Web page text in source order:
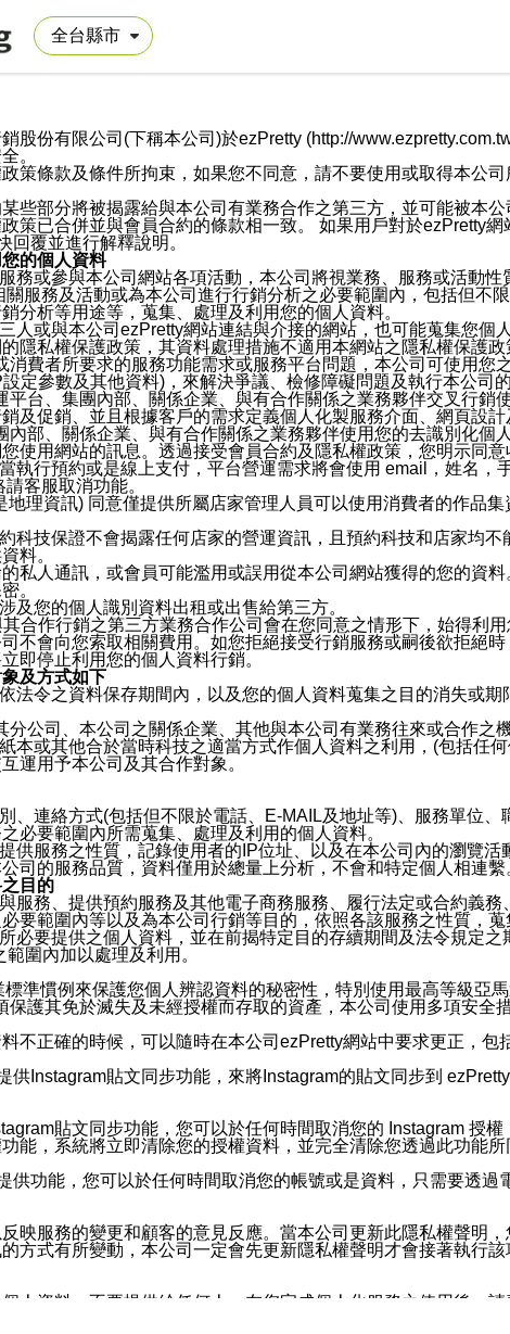
股份有限公司(下稱本公司)於ezPretty (http://
。
策條款及條件所拘束，如果您不同意，請不要使用或取得本公司
些部分將被揭露給與本公司有業務合作之第三方，並可能被本
策已合併並與會員合約的條款相一致。 如果用戶對於ezPretty
回覆並進行解釋說明。
的個人資料
務或參與本公司網站各項活動，本公司將視業務、服務或活動
服務及活動或為本公司進行行銷分析之必要範圍內，包括但
分析等用途等，蒐集、處理及利用您的個人資料。
人或與本公司ezPretty網站連結與介接的網站，也可能蒐集您
隱私權保護政策，其資料處理措施不適用本網站之隱私權保護
消費者所要求的服務功能需求或服務平台問題，本公司可使用
定參數及其他資料)，來解決爭議、檢修障礙問題及執行本公司
平台、集團內部、關係企業、與有合作關係之業務夥伴交叉行
及促銷、並且根據客戶的需求定義個人化製服務介面、網頁設
內部、關係企業、與有合作關係之業務夥伴使用您的去識別化
使用網站的訊息。透過接受會員合約及隱私權政策，您明示同
執行預約或是線上支付，平台營運需求將會使用 email，姓名
客服取消功能。
理資訊) 同意僅提供所屬店家管理人員可以使用消費者的作品
科技保證不會揭露任何店家的營運資訊，且預約科技和店家均
料。
私人通訊，或會員可能濫用或誤用從本公司網站獲得的您的資
。
及您的個人識別資料出租或出售給第三方。
合作行銷之第三方業務合作公司會在您同意之情形下，始得利
不會向您索取相關費用。如您拒絕接受行銷服務或嗣後欲拒絕
即停止利用您的個人資料行銷。
及方式如下
法令之資料保存期間內，以及您的個人資料蒐集之目的消失或
公司、本公司之關係企業、其他與本公司有業務往來或合作之機
本或其他合於當時科技之適當方式作個人資料之利用，(包括任
運用予本公司及其合作對象。
、連絡方式(包括但不限於電話、E-MAIL及地址等)、服務單位
必要範圍內所需蒐集、處理及利用的個人資料。
供服務之性質，記錄使用者的IP位址、以及在本公司內的瀏覽
司的服務品質，資料僅用於總量上分析，不會和特定個人相連繫
目的
服務、提供預約服務及其他電子商務服務、履行法定或合約義
要範圍內等以及為本公司行銷等目的，依照各該服務之性質，蒐
必要提供之個人資料，並在前揭特定目的存續期間及法令規定
圍內加以處理及利用。
準慣例來保護您個人辨認資料的秘密性，特別使用最高等級亞
護其免於滅失及未經授權而存取的資產，本公司使用多項安全
不正確的時候，可以隨時在本公司ezPretty網站中要求更正，包
供Instagram貼文同步功能，來將Instagram的貼文同步到
貼文同步功能，您可以於任何時間取消您的 Instagram 授
能，系統將立即清除您的授權資料，並完全清除您透過此功能所
供功能，您可以於任何時間取消您的帳號或是資料，只需要透過
映服務的變更和顧客的意見反應。當本公司更新此隱私權聲明
方式有所變動，本公司一定會先更新隱私權聲明才會接著執行
人資料，不要提供給任何人。在您完成個人化服務之使用後，
件或進入所機關管理區。